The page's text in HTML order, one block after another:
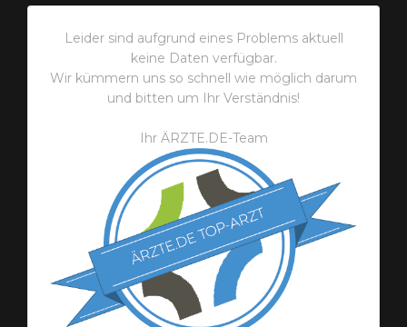
Leider sind aufgrund eines Problems aktuell
keine Daten verfügbar.
Wir kümmern uns so schnell wie möglich darum
und bitten um Ihr Verständnis!
Ihr ÄRZTE.DE-Team